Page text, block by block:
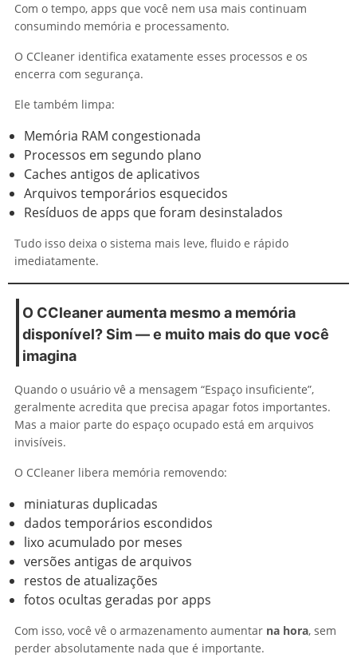
Com o tempo, apps que você nem usa mais continuam
consumindo memória e processamento.
O CCleaner identifica exatamente esses processos e os
encerra com segurança.
Ele também limpa:
Memória RAM congestionada
Processos em segundo plano
Caches antigos de aplicativos
Arquivos temporários esquecidos
Resíduos de apps que foram desinstalados
Tudo isso deixa o sistema mais leve, fluido e rápido
imediatamente.
O CCleaner aumenta mesmo a memória
disponível? Sim — e muito mais do que você
imagina
Quando o usuário vê a mensagem “Espaço insuficiente”,
geralmente acredita que precisa apagar fotos importantes.
Mas a maior parte do espaço ocupado está em arquivos
invisíveis.
O CCleaner libera memória removendo:
miniaturas duplicadas
dados temporários escondidos
lixo acumulado por meses
versões antigas de arquivos
restos de atualizações
fotos ocultas geradas por apps
Com isso, você vê o armazenamento aumentar na hora, sem
perder absolutamente nada que é importante.